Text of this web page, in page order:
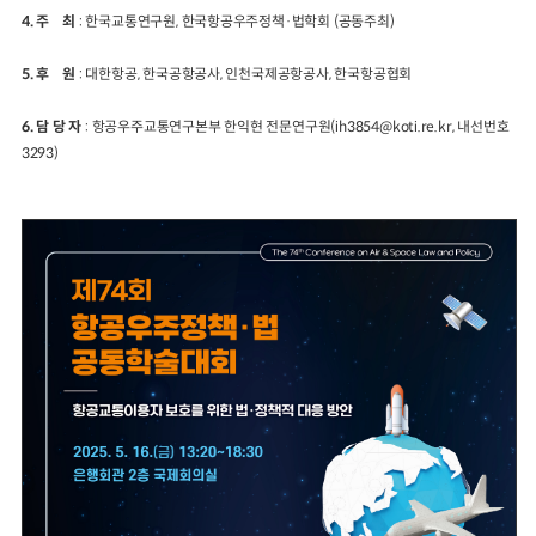
4. 주 최 : 한국교통연구원, 한국항공우주정책·법학회 (공동주최)
5. 후 원 : 대한항공, 한국공항공사, 인천국제공항공사, 한국항공협회
6. 담 당 자 : 항공우주교통연구본부 한익현 전문연구원(ih3854@koti.re.kr, 내선번호
3293)